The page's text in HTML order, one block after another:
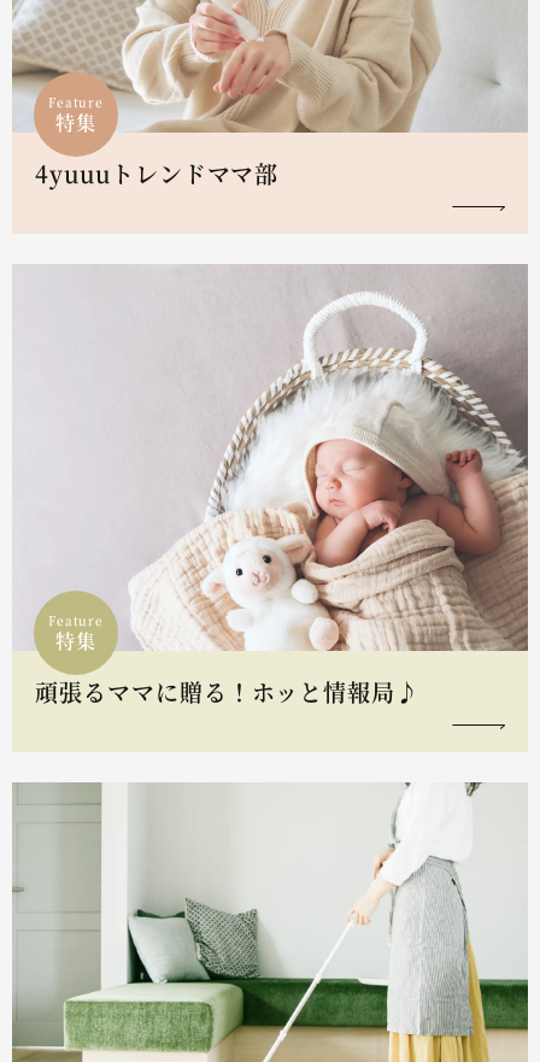
Feature
特集
4yuuuトレンドママ部
Feature
特集
頑張るママに贈る！ホッと情報局♪